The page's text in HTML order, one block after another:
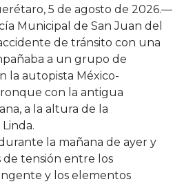
5 de agosto de 2026.—
Municipal de San Juan del
de tránsito con una
a un grupo de
la autopista México-
con la antigua
a la altura de la
la mañana de ayer y
tensión entre los
y los elementos